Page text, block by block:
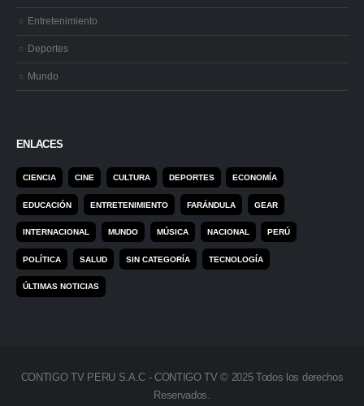
Entretenimiento
Deportes
Mundo
ENLACES
CIENCIA CINE CULTURA DEPORTES ECONOMÍA
EDUCACIÓN ENTRETENIMIENTO FARÁNDULA GEAR
INTERNACIONAL MUNDO MÚSICA NACIONAL PERÚ
POLÍTICA SALUD SIN CATEGORÍA TECNOLOGÍA
ÚLTIMAS NOTICIAS
CONTIGO TV PERU S.A.C - CONTIGO TV © 2025 Todos los derechos
Reservados.